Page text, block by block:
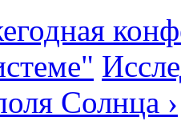
Солнца ›